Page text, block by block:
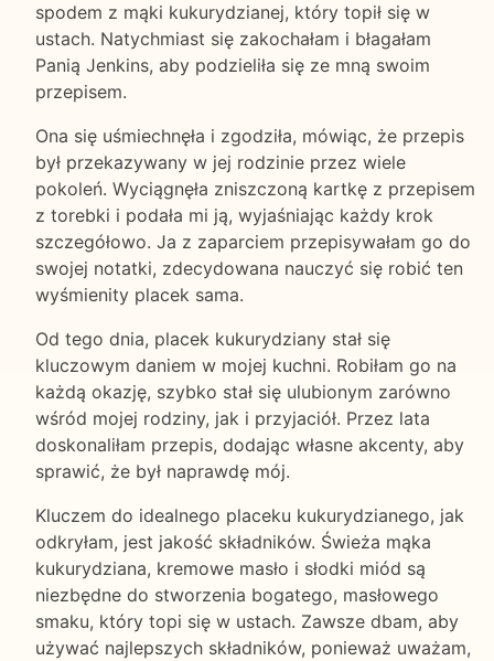
spodem z mąki kukurydzianej, który topił się w
ustach. Natychmiast się zakochałam i błagałam
Panią Jenkins, aby podzieliła się ze mną swoim
przepisem.
Ona się uśmiechnęła i zgodziła, mówiąc, że przepis
był przekazywany w jej rodzinie przez wiele
pokoleń. Wyciągnęła zniszczoną kartkę z przepisem
z torebki i podała mi ją, wyjaśniając każdy krok
szczegółowo. Ja z zaparciem przepisywałam go do
swojej notatki, zdecydowana nauczyć się robić ten
wyśmienity placek sama.
Od tego dnia, placek kukurydziany stał się
kluczowym daniem w mojej kuchni. Robiłam go na
każdą okazję, szybko stał się ulubionym zarówno
wśród mojej rodziny, jak i przyjaciół. Przez lata
doskonaliłam przepis, dodając własne akcenty, aby
sprawić, że był naprawdę mój.
Kluczem do idealnego placeku kukurydzianego, jak
odkryłam, jest jakość składników. Świeża mąka
kukurydziana, kremowe masło i słodki miód są
niezbędne do stworzenia bogatego, masłowego
smaku, który topi się w ustach. Zawsze dbam, aby
używać najlepszych składników, ponieważ uważam,